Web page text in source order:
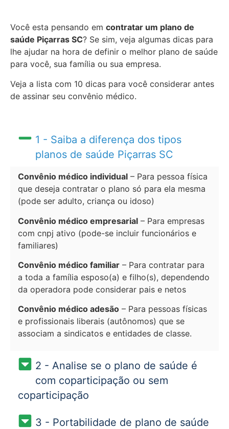
Você esta pensando em contratar um plano de
saúde Piçarras SC? Se sim, veja algumas dicas para
lhe ajudar na hora de definir o melhor plano de saúde
para você, sua família ou sua empresa.
Veja a lista com 10 dicas para você considerar antes
de assinar seu convênio médico.
1 - Saiba a diferença dos tipos
planos de saúde Piçarras SC
Convênio médico individual – Para pessoa física
que deseja contratar o plano só para ela mesma
(pode ser adulto, criança ou idoso)
Convênio médico empresarial – Para empresas
com cnpj ativo (pode-se incluir funcionários e
familiares)
Convênio médico familiar – Para contratar para
a toda a família esposo(a) e filho(s), dependendo
da operadora pode considerar pais e netos
Convênio médico adesão – Para pessoas físicas
e profissionais liberais (autônomos) que se
associam a sindicatos e entidades de classe.
2 - Analise se o plano de saúde é
com coparticipação ou sem
coparticipação
3 - Portabilidade de plano de saúde